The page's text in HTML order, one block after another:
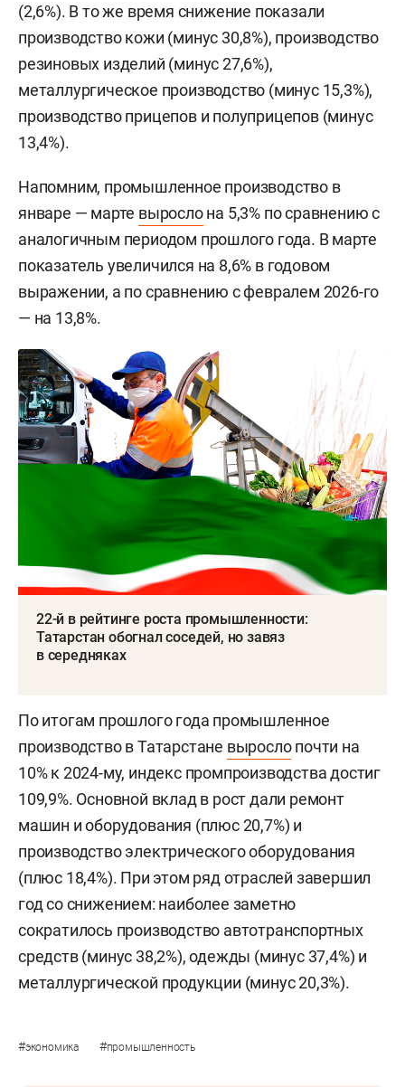
(2,6%). В то же время снижение показали
производство кожи (минус 30,8%), производство
резиновых изделий (минус 27,6%),
металлургическое производство (минус 15,3%),
производство прицепов и полуприцепов (минус
13,4%).
Напомним, промышленное производство в
январе — марте вырослона 5,3% по сравнению с
аналогичным периодом прошлого года. В марте
показатель увеличился на 8,6% в годовом
выражении, а по сравнению с февралем 2026-го
— на 13,8%.
22-й в рейтинге роста промышленности:
Татарстан обогнал соседей, но завяз
в середняках
По итогам прошлого года промышленное
производство в Татарстане вырослопочти на
10% к 2024-му, индекс промпроизводства достиг
109,9%. Основной вклад в рост дали ремонт
машин и оборудования (плюс 20,7%) и
производство электрического оборудования
(плюс 18,4%). При этом ряд отраслей завершил
год со снижением: наиболее заметно
сократилось производство автотранспортных
средств (минус 38,2%), одежды (минус 37,4%) и
металлургической продукции (минус 20,3%).
#экономика #промышленность